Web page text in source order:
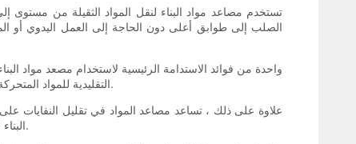
تستخدم مصاعد مواد البناء لنقل المواد الثقيلة من
الصلب إلى طوابق أعلى دون الحاجة إلى العمل اليدوي أو
واحدة من فوائد الاستدامة الرئيسية لاستخدام مصعد مواد
التقليدية للمواد المتحركة مثل الرافعات أو الشوكة. باستخدام رفع المواد ، يمكن لشركات البناء تقليل بصمة الكربون بشكل كبير والمساهمة في بيئة أنظف وأكثر خضرة.
علاوة على ذلك ، تساعد مصاعد المواد في تقليل النفايات
البناء فحسب ، بل يقلل أيضًا من مبلغ النفايات التي تنتهي في مدافن النفايات ، مما يساعد في النهاية على الحفاظ على الموارد الطبيعية وحماية البيئة.